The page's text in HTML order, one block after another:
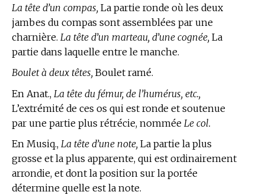
La tête d’un compas, La partie ronde où les deux
jambes du compas sont assemblées par une
charnière. La tête d’un marteau, d’une cognée, La
partie dans laquelle entre le manche.
Boulet à deux têtes, Boulet ramé.
En Anat., La tête du fémur, de l’humérus, etc.,
L’extrémité de ces os qui est ronde et soutenue
par une partie plus rétrécie, nommée Le col.
En Musiq., La tête d’une note, La partie la plus
grosse et la plus apparente, qui est ordinairement
arrondie, et dont la position sur la portée
détermine quelle est la note.